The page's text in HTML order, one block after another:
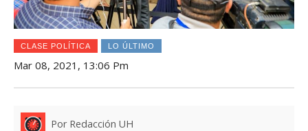
CLASE POLÍTICA LO ÚLTIMO
Mar 08, 2021, 13:06 Pm
Por Redacción UH